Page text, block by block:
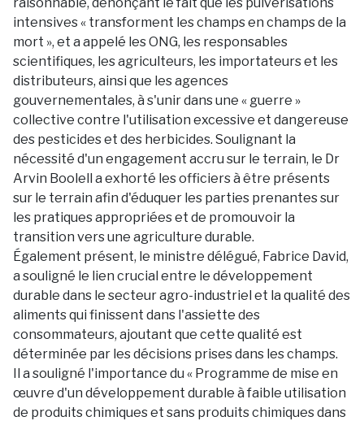
intensives « transforment les champs en champs de la
mort », et a appelé les ONG, les responsables
scientifiques, les agriculteurs, les importateurs et les
distributeurs, ainsi que les agences
gouvernementales, à s'unir dans une « guerre »
collective contre l'utilisation excessive et dangereuse
des pesticides et des herbicides. Soulignant la
nécessité d'un engagement accru sur le terrain, le Dr
Arvin Boolell a exhorté les officiers à être présents
sur le terrain afin d'éduquer les parties prenantes sur
les pratiques appropriées et de promouvoir la
transition vers une agriculture durable.
Également présent, le ministre délégué, Fabrice David,
a souligné le lien crucial entre le développement
durable dans le secteur agro-industriel et la qualité des
aliments qui finissent dans l'assiette des
consommateurs, ajoutant que cette qualité est
déterminée par les décisions prises dans les champs.
Il a souligné l'importance du « Programme de mise en
œuvre d'un développement durable à faible utilisation
de produits chimiques et sans produits chimiques dans